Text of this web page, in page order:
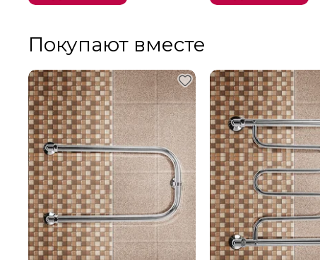
Покупают вместе